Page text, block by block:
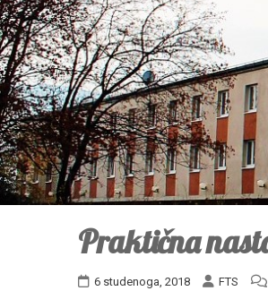
Praktična
6 studenoga, 2018 FTS